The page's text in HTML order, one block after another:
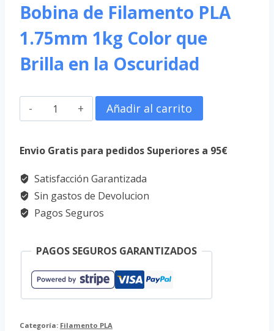
era:
29,89 €.
es:
21,66 €.
Bobina de Filamento PLA
1.75mm 1kg Color que
Brilla en la Oscuridad
Filamento
PLA
1.75mm
Brilla
en
la
Añadir al carrito
Envio Gratis para pedidos Superiores a 95€
Satisfacción Garantizada
Sin gastos de Devolucion
Pagos Seguros
PAGOS SEGUROS GARANTIZADOS
Categoría: Filamento PLA